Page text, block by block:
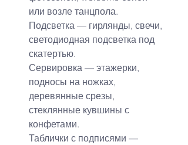
или возле танцпола.
Подсветка — гирлянды, свечи,
светодиодная подсветка под
скатертью.
Сервировка — этажерки,
подносы на ножках,
деревянные срезы,
стеклянные кувшины с
конфетами.
Таблички с подписями —